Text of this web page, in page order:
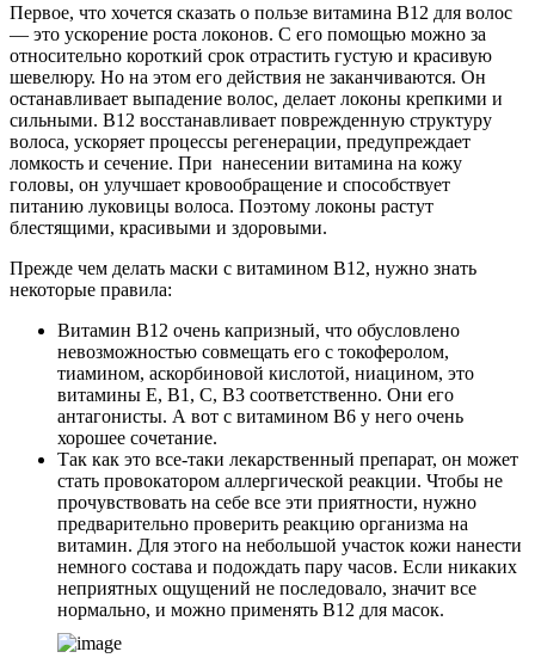
Первое, что хочется сказать о пользе витамина В12 для волос
— это ускорение роста локонов. С его помощью можно за
относительно короткий срок отрастить густую и красивую
шевелюру. Но на этом его действия не заканчиваются. Он
останавливает выпадение волос, делает локоны крепкими и
сильными. В12 восстанавливает поврежденную структуру
волоса, ускоряет процессы регенерации, предупреждает
ломкость и сечение. При нанесении витамина на кожу
головы, он улучшает кровообращение и способствует
питанию луковицы волоса. Поэтому локоны растут
блестящими, красивыми и здоровыми.
Прежде чем делать маски с витамином В12, нужно знать
некоторые правила:
Витамин В12 очень капризный, что обусловлено
невозможностью совмещать его с токоферолом,
тиамином, аскорбиновой кислотой, ниацином, это
витамины Е, В1, С, В3 соответственно. Они его
антагонисты. А вот с витамином В6 у него очень
хорошее сочетание.
Так как это все-таки лекарственный препарат, он может
стать провокатором аллергической реакции. Чтобы не
прочувствовать на себе все эти приятности, нужно
предварительно проверить реакцию организма на
витамин. Для этого на небольшой участок кожи нанести
немного состава и подождать пару часов. Если никаких
неприятных ощущений не последовало, значит все
нормально, и можно применять В12 для масок.